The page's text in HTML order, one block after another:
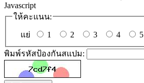
Javascript
ให้คะแนน:
แย่ 1 2 3 4 5
พิมพ์รหัสป้องกันสแปม: